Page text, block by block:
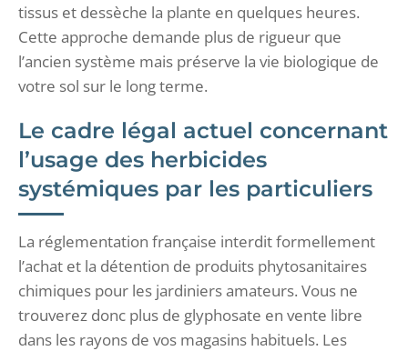
tissus et dessèche la plante en quelques heures.
Cette approche demande plus de rigueur que
l’ancien système mais préserve la vie biologique de
votre sol sur le long terme.
Le cadre légal actuel concernant
l’usage des herbicides
systémiques par les particuliers
La réglementation française interdit formellement
l’achat et la détention de produits phytosanitaires
chimiques pour les jardiniers amateurs. Vous ne
trouverez donc plus de glyphosate en vente libre
dans les rayons de vos magasins habituels. Les